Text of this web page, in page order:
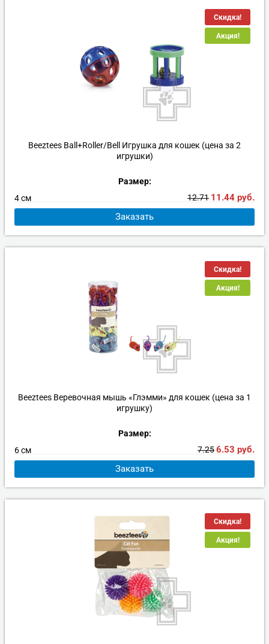
Скидка!
Акция!
Beeztees Ball+Roller/Bell Игрушка для кошек (цена за 2
игрушки)
Размер:
4 см
12.71 11.44 руб.
Заказать
Скидка!
Акция!
Beeztees Веревочная мышь «Глэмми» для кошек (цена за 1
игрушку)
Размер:
6 см
7.256.53 руб.
Заказать
Скидка!
Акция!